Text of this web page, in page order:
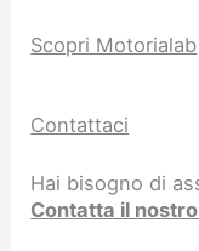
Scopri Motorialab
Contattaci
Hai bisogno di
Contatta il